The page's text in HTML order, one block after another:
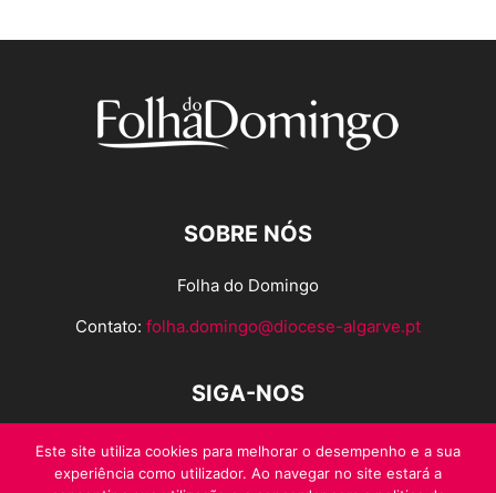
SOBRE NÓS
Folha do Domingo
Contato: folha.domingo@diocese-algarve.pt
SIGA-NOS
Este site utiliza cookies para melhorar o desempenho e a sua
experiência como utilizador. Ao navegar no site estará a